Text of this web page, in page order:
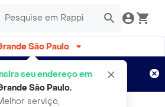
São Paulo
seu endereço em
São Paulo.
serviço,
grátis por 15 dias!
Aplicam T&C